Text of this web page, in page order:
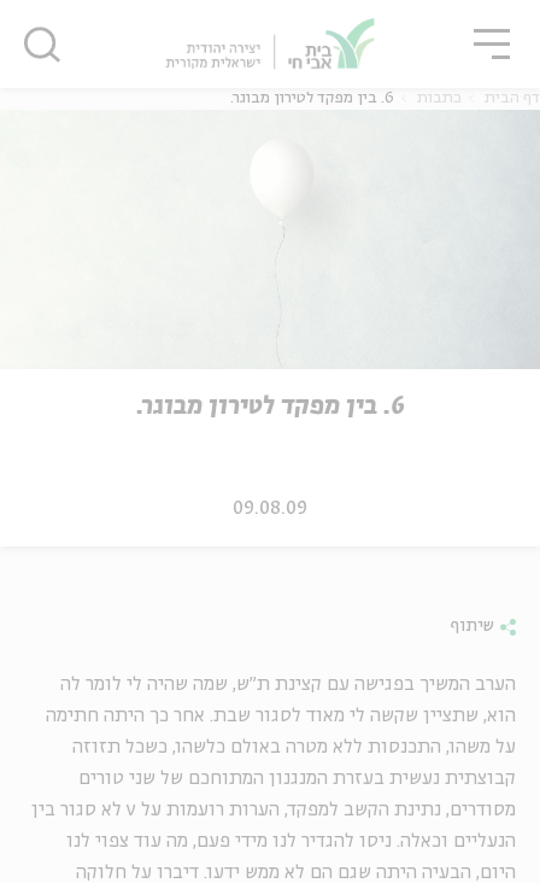
דף הבית כתבות 6. בין מפקד לטירון מבוגר.
6. בין מפקד לטירון מבוגר.
09.08.09
שיתוף
הערב המשיך בפגישה עם קצינת ת"ש, שמה שהיה לי לומר לה
הוא, שתציין שקשה לי מאוד לסגור שבת. אחר כך היתה חתימה
על משהו, התכנסות ללא מטרה באולם כלשהו, כשכל תזוזה
קבוצתית נעשית בעזרת המנגנון המתוחכם של שני טורים
מסודרים, נתינת הקשב למפקד, הערות רועמות על v לא סגור בין
הנעליים וכאלה. ניסו להגדיר לנו מידי פעם, מה עוד צפוי לנו
היום, הבעיה היתה שגם הם לא ממש ידעו. דיברו על חלוקה
סגור